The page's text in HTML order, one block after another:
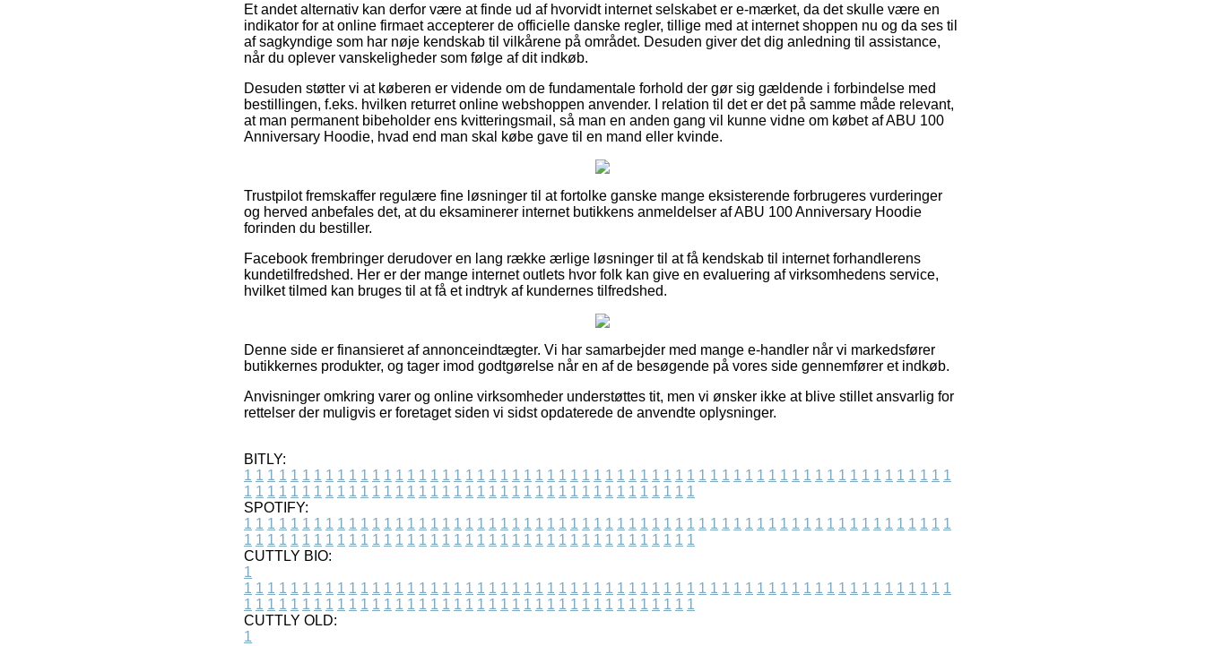
Et andet alternativ kan derfor være at finde ud af hvorvidt internet selskabet er e-mærket, da det skulle være en
indikator for at online firmaet accepterer de officielle danske regler, tillige med at internet shoppen nu og da ses til
af sagkyndige som har nøje kendskab til vilkårene på området. Desuden giver det dig anledning til assistance,
når du oplever vanskeligheder som følge af dit indkøb.
Desuden støtter vi at køberen er vidende om de fundamentale forhold der gør sig gældende i forbindelse med
bestillingen, f.eks. hvilken returret online webshoppen anvender. I relation til det er det på samme måde relevant,
at man permanent bibeholder ens kvitteringsmail, så man en anden gang vil kunne vidne om købet af ABU 100
Anniversary Hoodie, hvad end man skal købe gave til en mand eller kvinde.
Trustpilot fremskaffer regulære fine løsninger til at fortolke ganske mange eksisterende forbrugeres vurderinger
og herved anbefales det, at du eksaminerer internet butikkens anmeldelser af ABU 100 Anniversary Hoodie
forinden du bestiller.
Facebook frembringer derudover en lang række ærlige løsninger til at få kendskab til internet forhandlerens
kundetilfredshed. Her er der mange internet outlets hvor folk kan give en evaluering af virksomhedens service,
hvilket tilmed kan bruges til at få et indtryk af kundernes tilfredshed.
Denne side er finansieret af annonceindtægter. Vi har samarbejder med mange e-handler når vi markedsfører
butikkernes produkter, og tager imod godtgørelse når en af de besøgende på vores side gennemfører et indkøb.
Anvisninger omkring varer og online virksomheder understøttes tit, men vi ønsker ikke at blive stillet ansvarlig for
rettelser der muligvis er foretaget siden vi sidst opdaterede de anvendte oplysninger.
BITLY:
1 1 1 1 1 1 1 1 1 1 1 1 1 1 1 1 1 1 1 1 1 1 1 1 1 1 1 1 1 1 1 1 1 1 1 1 1 1 1 1 1 1 1 1 1 1 1 1 1 1 1 1 1 1 1 1 1 1 1 1 1
1 1 1 1 1 1 1 1 1 1 1 1 1 1 1 1 1 1 1 1 1 1 1 1 1 1 1 1 1 1 1 1 1 1 1 1 1 1 1
SPOTIFY:
1 1 1 1 1 1 1 1 1 1 1 1 1 1 1 1 1 1 1 1 1 1 1 1 1 1 1 1 1 1 1 1 1 1 1 1 1 1 1 1 1 1 1 1 1 1 1 1 1 1 1 1 1 1 1 1 1 1 1 1 1
1 1 1 1 1 1 1 1 1 1 1 1 1 1 1 1 1 1 1 1 1 1 1 1 1 1 1 1 1 1 1 1 1 1 1 1 1 1 1
CUTTLY BIO:
1
1 1 1 1 1 1 1 1 1 1 1 1 1 1 1 1 1 1 1 1 1 1 1 1 1 1 1 1 1 1 1 1 1 1 1 1 1 1 1 1 1 1 1 1 1 1 1 1 1 1 1 1 1 1 1 1 1 1 1 1 1
1 1 1 1 1 1 1 1 1 1 1 1 1 1 1 1 1 1 1 1 1 1 1 1 1 1 1 1 1 1 1 1 1 1 1 1 1 1 1
CUTTLY OLD:
1